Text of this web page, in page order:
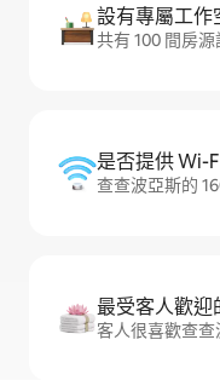
設有專屬工作
共有 100 間房
是否提供 Wi-
查查波亞斯的
最受客人歡
客人很喜歡查